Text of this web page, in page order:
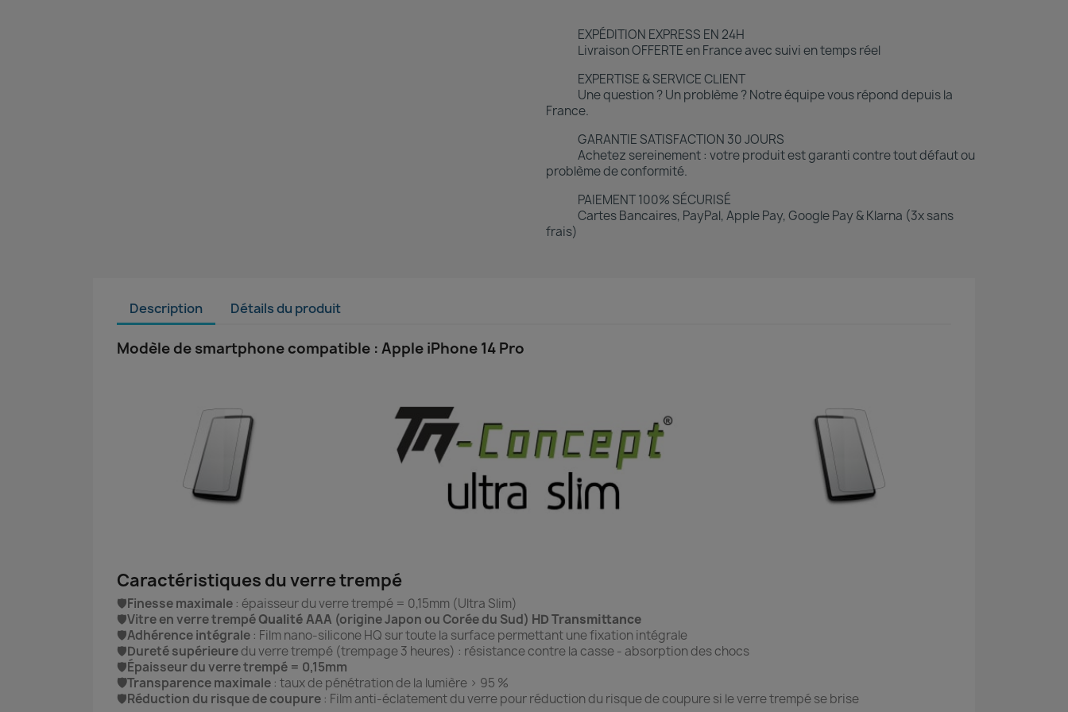
EXPÉDITION EXPRESS EN 24H
Livraison OFFERTE en France avec suivi en temps réel
EXPERTISE & SERVICE CLIENT
Une question ? Un problème ? Notre équipe vous répond depuis la
France.
GARANTIE SATISFACTION 30 JOURS
Achetez sereinement : votre produit est garanti contre tout défaut ou
problème de conformité.
PAIEMENT 100% SÉCURISÉ
Cartes Bancaires, PayPal, Apple Pay, Google Pay & Klarna (3x sans
frais)
Description Détails du produit
Modèle de smartphone compatible : Apple iPhone 14 Pro
Caractéristiques du verre trempé
🛡️Finesse maximale : épaisseur du verre trempé = 0,15mm (Ultra Slim)
🛡️Vitre en verre trempéQualité AAA (origine Japon ou Corée du Sud) HD Transmittance
🛡️Adhérence intégrale : Film nano-silicone HQ sur toute la surface permettant une fixation intégrale
🛡️Dureté supérieuredu verre trempé (trempage 3 heures) : résistance contre la casse - absorption des chocs
🛡️Épaisseur du verre trempé = 0,15mm
🛡️Transparence maximale : taux de pénétration de la lumière > 95 %
🛡️Réduction du risque de coupure : Film anti-éclatement du verre pour réduction du risque de coupure si le verre trempé se brise